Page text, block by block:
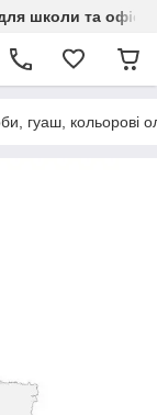
школи та офісу
гуаш, кольорові